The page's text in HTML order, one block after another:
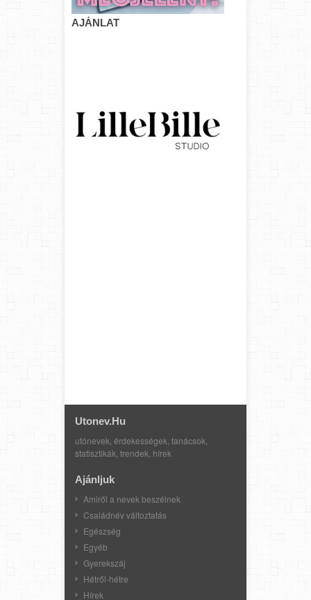
AJÁNLAT
Utonev.hu
utónevek, érdekességek, tanácsok,
statisztikák, trendek, hírek
Ajánljuk
Amiről a nevek beszélnek
Családnév változtatás
Egészség
Egyéb
Gyerekszáj
Hétről-hétre
Hírek